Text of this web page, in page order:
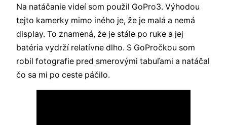
Na natáčanie videí som použil GoPro3. Výhodou
tejto kamerky mimo iného je, že je malá a nemá
display. To znamená, že je stále po ruke a jej
batéria vydrží relatívne dlho. S GoPročkou som
robil fotografie pred smerovými tabuľami a natáčal
čo sa mi po ceste páčilo.